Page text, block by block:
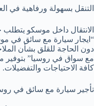
التنقل بسهولة ورفاهية في
الانتقال داخل موسكو يتطلب
“ايجار سيارة مع سائق في
دون الحاجة للقلق بشأن
مع سواق في روسيا” بتوفير
كافة الاحتياجات والتفضيلات.
تأجير سيارة مع سائق في